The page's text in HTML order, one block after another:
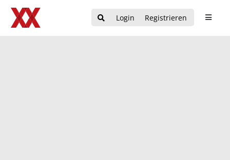
Login Registrieren